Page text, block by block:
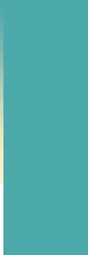
。你弃掉知识，我也